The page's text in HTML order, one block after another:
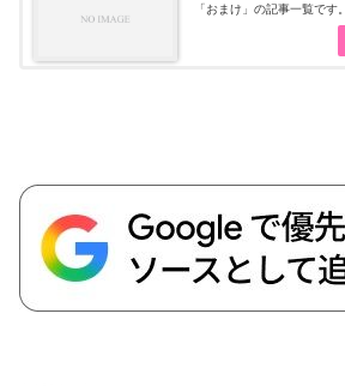
「おまけ」の記事一覧です。